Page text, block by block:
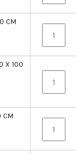
CM
X 100
CM